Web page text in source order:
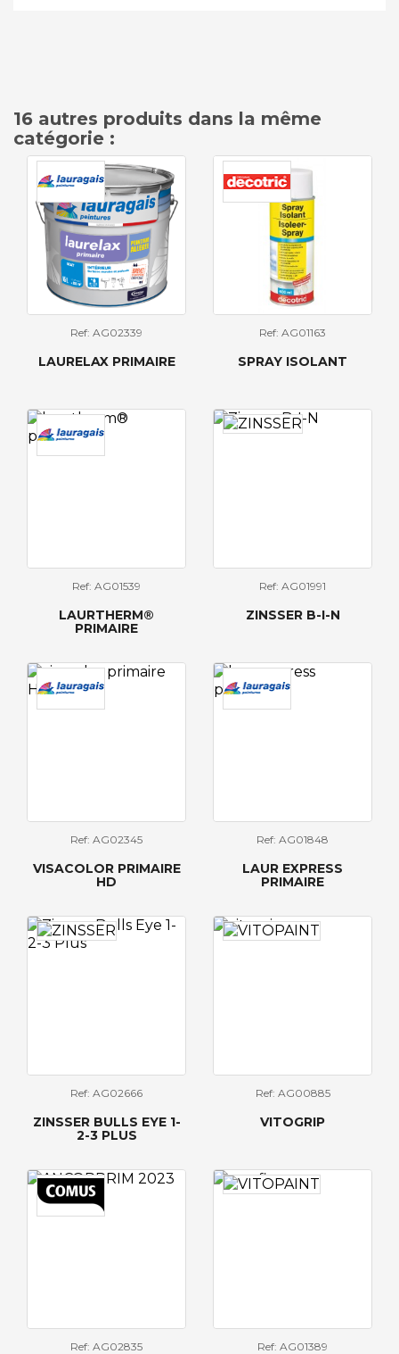
16 autres produits dans la même
catégorie :
Ref: AG02339
LAURELAX PRIMAIRE
Ref: AG01163
SPRAY ISOLANT
Ref: AG01539
LAURTHERM®
PRIMAIRE
Ref: AG01991
ZINSSER B-I-N
Ref: AG02345
VISACOLOR PRIMAIRE
HD
Ref: AG01848
LAUR EXPRESS
PRIMAIRE
Ref: AG02666
ZINSSER BULLS EYE 1-
2-3 PLUS
Ref: AG00885
VITOGRIP
Ref: AG02835 Ref: AG01389